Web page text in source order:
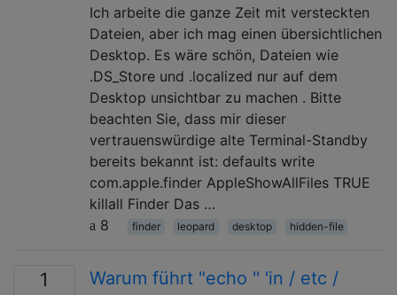
Ich arbeite die ganze Zeit mit versteckten
Dateien, aber ich mag einen übersichtlichen
Desktop. Es wäre schön, Dateien wie
.DS_Store und .localized nur auf dem
Desktop unsichtbar zu machen . Bitte
beachten Sie, dass mir dieser
vertrauenswürdige alte Terminal-Standby
bereits bekannt ist: defaults write
com.apple.finder AppleShowAllFiles TRUE
killall Finder Das …
8
finder leopard desktop hidden-file
1
Warum führt "echo '' 'in / etc /